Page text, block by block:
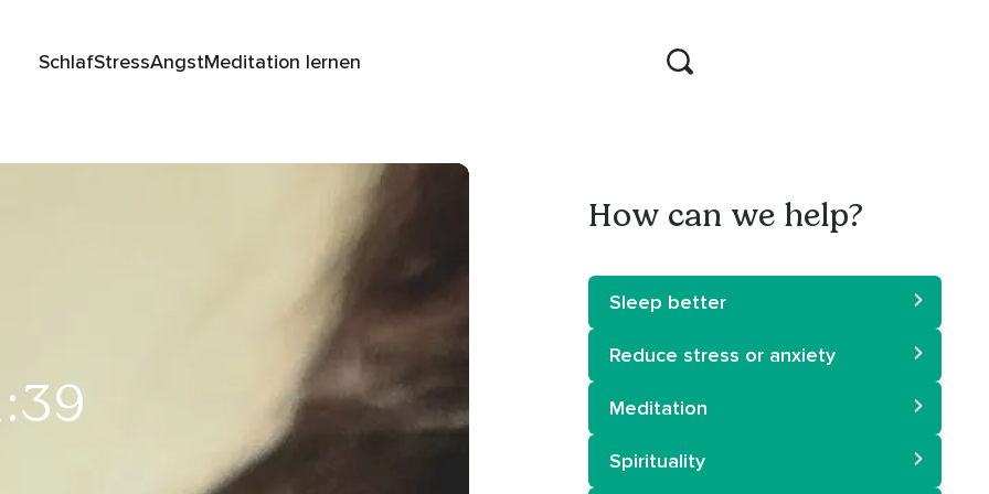
SchlafStressAngstMeditation lernen
How can we help?
Sleep better
Reduce stress or anxiety
Meditation
Spirituality